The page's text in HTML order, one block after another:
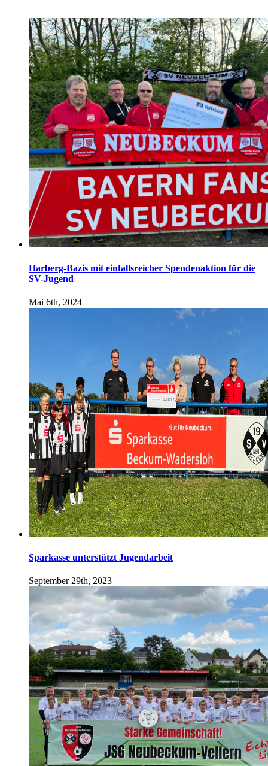
Harberg-Bazis mit einfallsreicher Spendenaktion für die
SV-Jugend
Mai 6th, 2024
Sparkasse unterstützt Jugendarbeit
September 29th, 2023